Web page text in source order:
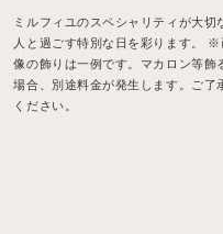
ミルフィユのスペシャリティが大切
人と過ごす特別な日を彩ります。 ※
像の飾りは一例です。マカロン等飾
場合、別途料金が発生します。ご了
ください。